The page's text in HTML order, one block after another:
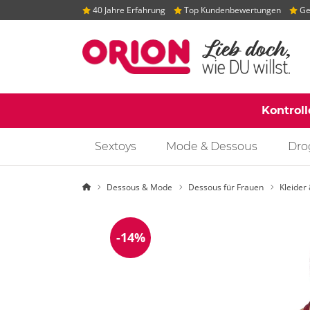
40 Jahre Erfahrung Top Kundenbewertungen
Sextoys Mode & Dessous
StartseiteDessous & Mode Dessous für Frauen Kleider
Reduzierung
-14%